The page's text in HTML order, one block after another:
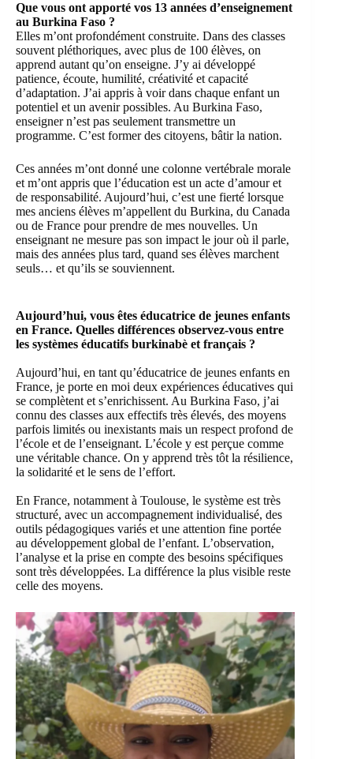
Que vous ont apporté vos 13 années d’enseignement
au Burkina Faso ?
Elles m’ont profondément construite. Dans des classes
souvent pléthoriques, avec plus de 100 élèves, on
apprend autant qu’on enseigne. J’y ai développé
patience, écoute, humilité, créativité et capacité
d’adaptation. J’ai appris à voir dans chaque enfant un
potentiel et un avenir possibles. Au Burkina Faso,
enseigner n’est pas seulement transmettre un
programme. C’est former des citoyens, bâtir la nation.
Ces années m’ont donné une colonne vertébrale morale
et m’ont appris que l’éducation est un acte d’amour et
de responsabilité. Aujourd’hui, c’est une fierté lorsque
mes anciens élèves m’appellent du Burkina, du Canada
ou de France pour prendre de mes nouvelles. Un
enseignant ne mesure pas son impact le jour où il parle,
mais des années plus tard, quand ses élèves marchent
seuls… et qu’ils se souviennent.
Aujourd’hui, vous êtes éducatrice de jeunes enfants
en France. Quelles différences observez-vous entre
les systèmes éducatifs burkinabè et français ?
Aujourd’hui, en tant qu’éducatrice de jeunes enfants en
France, je porte en moi deux expériences éducatives qui
se complètent et s’enrichissent. Au Burkina Faso, j’ai
connu des classes aux effectifs très élevés, des moyens
parfois limités ou inexistants mais un respect profond de
l’école et de l’enseignant. L’école y est perçue comme
une véritable chance. On y apprend très tôt la résilience,
la solidarité et le sens de l’effort.
En France, notamment à Toulouse, le système est très
structuré, avec un accompagnement individualisé, des
outils pédagogiques variés et une attention fine portée
au développement global de l’enfant. L’observation,
l’analyse et la prise en compte des besoins spécifiques
sont très développées. La différence la plus visible reste
celle des moyens.